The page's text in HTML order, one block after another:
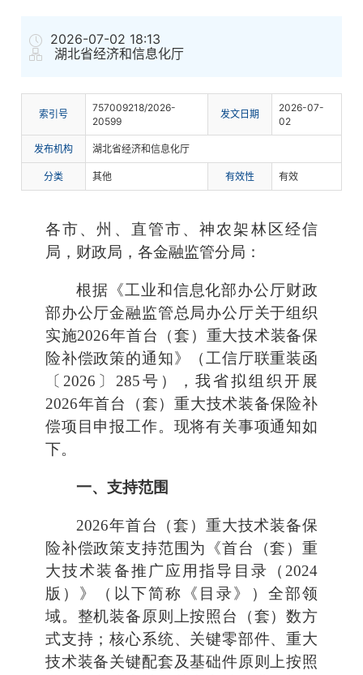
2026-07-02 18:13
湖北省经济和信息化厅
索引 号
757009218/2026-
20599
发文日期
2026-07-
02
发布机构 湖北省经济和信息化厅
分类 其他 有效性 有效
各市、州、直管市、神农架林区经信
局，财政局，各金融监管分局：
根据《工业和信息化部办公厅财政
部办公厅金融监管总局办公厅关于组织
实施2026年首台（套）重大技术装备保
险补偿政策的通知》（工信厅联重装函
〔2026〕285号），我省拟组织开展
2026年首台（套）重大技术装备保险补
偿项目申报工作。现将有关事项通知如
下。
一、支持范围
2026年首台（套）重大技术装备保
险补偿政策支持范围为《首台（套）重
大技术装备推广应用指导目录（2024
版）》（以下简称《目录》）全部领
域。整机装备原则上按照台（套）数方
式支持；核心系统、关键零部件、重大
技术装备关键配套及基础件原则上按照